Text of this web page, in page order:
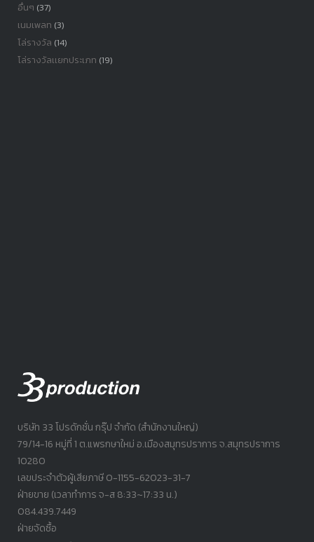
อื่นๆ (37)
เนมเพลท (3)
โล่รางวัล (14)
โล่รางวัลเเยกประเภท (19)
บริษัท 33 โปรดักชั่น กรุ๊ป จำกัด (สำนักงานใหญ่)
79/14-16 หมู่ที่ 1 ต.แพรกษาใหม่ อ.เมืองสมุทรปราการ จ.สมุทรปราการ
10280
เลขประจำตัวผู้เสียภาษี 0-1155-62023-31-7
ฝ่ายขาย (เวลาทำการ จ-ส 8:33~17:33 น.)
084.439.7449
ฝ่ายจัดซื้อ